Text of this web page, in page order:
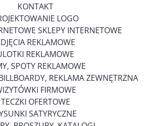
KONTAKT
LOGO
SKLEPY INTERNETOWE
REKLAMOWE
REKLAMOWE
SPOTY REKLAMOWE
REKLAMA ZEWNĘTRZNA
FIRMOWE
TECZKI OFERTOWE
SATYRYCZNE